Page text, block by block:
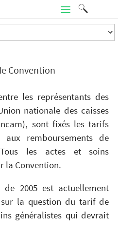
Convention
les représentants des
nationale des caisses
sont fixés les tarifs
remboursements de
Tous les actes et soins
la Convention.
2005 est actuellement
la question du tarif de
généralistes qui devrait